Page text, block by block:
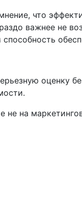
что
важнее не
оценку
на